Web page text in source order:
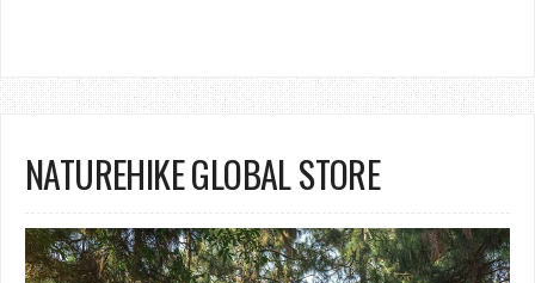
NATUREHIKE GLOBAL STORE